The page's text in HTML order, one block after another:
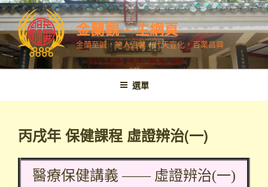
跳
至
內
容
金蘭觀 – 主網頁
金蘭至誠，神人溫馨，代天宣化，百業昌興
選單
丙戌年 保健課程 虛證辨治(一)
醫療保健講義 —— 虛證辨治(一)